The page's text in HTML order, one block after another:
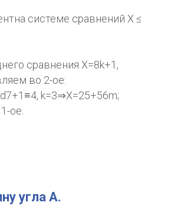
системе сравнений X ≤
сравнения Х=8k+1,
во 2-ое:
4, k=3⇒X=25+56m;
ое.
угла А.